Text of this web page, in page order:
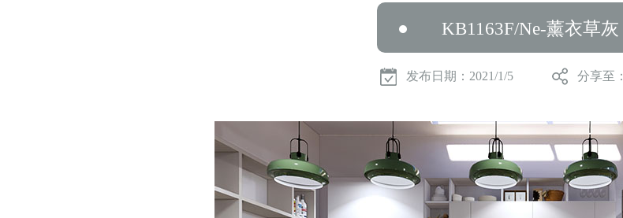
KB1163F/Ne-薰衣草灰
发布日期：2021/1/5 分享至：